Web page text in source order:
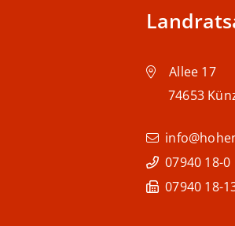
Allee 17
74653
07940 18-0
07940 18-